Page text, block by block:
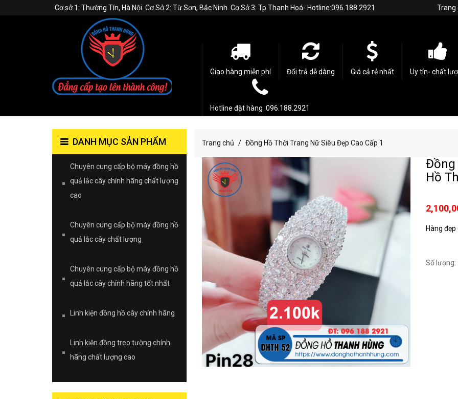
Trang
Cơ sở 1: Thường Tín, Hà Nội. Cơ Sở 2: Từ Sơn, Bắc Ninh. Cơ Sở 3: Tp Thanh Hoá- Hotline:096.188.2921
Giao hàng miễn phí Đổi trả dễ dàng Giá cả rẻ nhất Uy tín- chất
Hotline đặt hàng :096.188.2921
Trang chủ Đồng Hồ Thời Trang Nữ Siêu Đẹp Cao Cấp 1
Đồng
Hồ
Hàng
Số lượng:
DANH MỤC SẢN PHẨM
Chuyên cung cấp bộ máy đồng hồ
quả lắc cây chính hãng chất lượng
cao
Chuyên cung cấp bộ máy đồng hồ
quả lắc cây chất lượng
Chuyên cung cấp bộ máy đồng hồ
quả lắc cây chính hãng tốt nhất
Linh kiện đồng hồ cây chính hãng
Linh kiện đồng treo tường chính
hãng chất lượng cao